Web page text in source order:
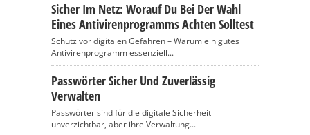
Sicher Im Netz: Worauf Du Bei Der Wahl
Eines Antivirenprogramms Achten Solltest
Schutz vor digitalen Gefahren – Warum ein gutes
Antivirenprogramm essenziell...
Passwörter Sicher Und Zuverlässig
Verwalten
Passwörter sind für die digitale Sicherheit
unverzichtbar, aber ihre Verwaltung...